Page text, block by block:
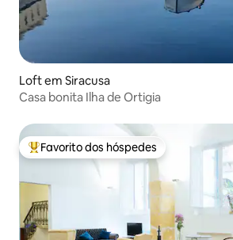
Loft em Siracusa
Casa bonita Ilha de Ortigia
Favoritos dos hóspedes mais apreciados
Favorito dos hóspedes